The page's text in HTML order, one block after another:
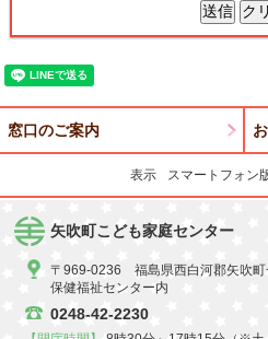
窓口のご案内
表示 スマートフォン
矢吹町こども家庭センター
〒969-0236 福島県西白河郡矢吹町
保健福祉センター内
0248-42-2230